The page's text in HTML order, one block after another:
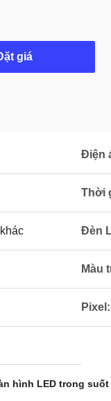
giá
Điện
Thời
Đèn
Màu
Pixel:
hình LED trong suốt